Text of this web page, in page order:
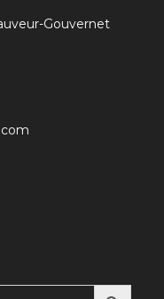
Gouvernet